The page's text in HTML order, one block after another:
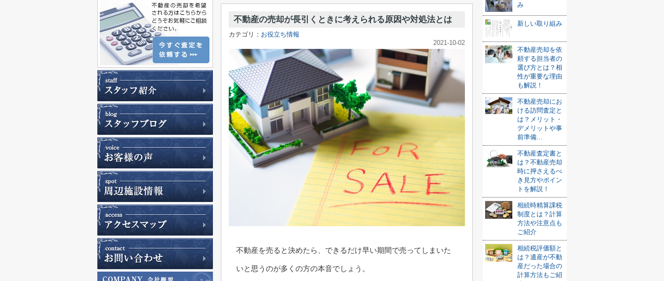
不動産の売却が長引くときに考えられる原因や対処法とは
カテゴリ： お役立ち情報
2021-10-02
不動産を売ると決めたら、できるだけ早い期間で売ってしまいた
いと思うのが多くの方の本音でしょう。
み
新しい取り組み
不動産売却を依
頼する担当者の
選び方とは？相
性が重要な理由
も解説！
不動産売却にお
ける訪問査定と
は？メリット・
デメリットや事
前準備...
不動産査定書と
は？不動産売却
時に押さえるべ
き見方やポイン
トを解説！
相続時精算課税
制度とは？計算
方法や注意点も
ご紹介
相続税評価額と
は？遺産が不動
産だった場合の
計算方法もご紹